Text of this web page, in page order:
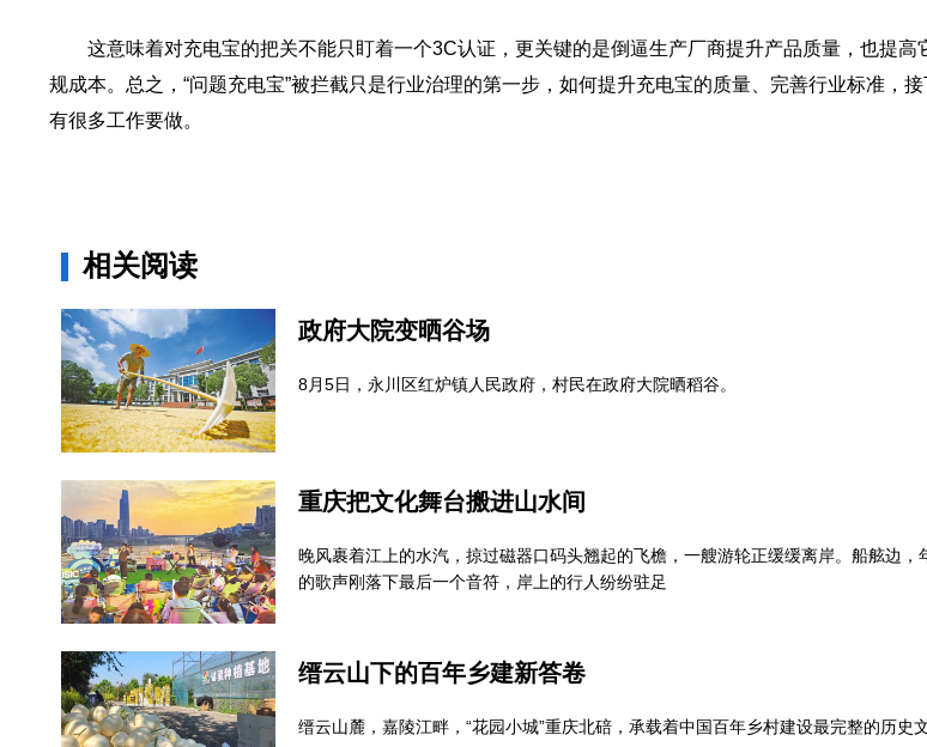
这意味着对充电宝的把关不能只盯着一个3C认证，更关键的是倒逼生产厂商提升产品质量，也提高
规成本。总之，“问题充电宝”被拦截只是行业治理的第一步，如何提升充电宝的质量、完善行业标准，
有很多工作要做。
相关阅读
政府大院变晒谷场
8月5日，永川区红炉镇人民政府，村民在政府大院晒稻谷。
重庆把文化舞台搬进山水间
晚风裹着江上的水汽，掠过磁器口码头翘起的飞檐，一艘游轮正缓缓离岸。船舷边，
的歌声刚落下最后一个音符，岸上的行人纷纷驻足
缙云山下的百年乡建新答卷
缙云山麓，嘉陵江畔，“花园小城”重庆北碚，承载着中国百年乡村建设最完整的历史文